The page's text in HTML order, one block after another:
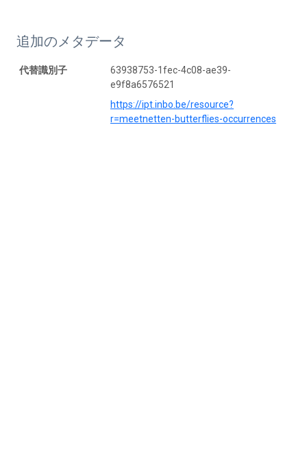
追加のメタデータ
代替識別子
63938753-1fec-4c08-ae39-
e9f8a6576521
https://ipt.inbo.be/resource?
r=meetnetten-butterflies-occurrences